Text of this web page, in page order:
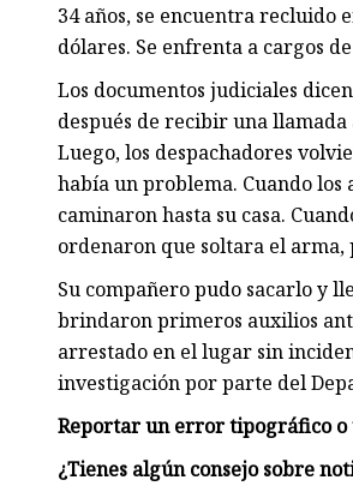
34 años, se encuentra recluido
dólares. Se enfrenta a cargos
Los documentos judiciales
después de recibir una
Luego, los despachadores
había un problema. Cuando los
caminaron hasta su casa.
ordenaron que soltara el arma,
Su compañero pudo sacarlo y
brindaron primeros auxilios
arrestado en el lugar sin
investigación por parte del
Reportar un error tipográfico o
¿Tienes algún consejo sobre